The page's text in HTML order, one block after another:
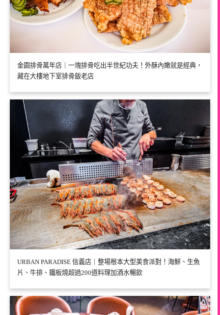
金園排骨萬年店｜一塊排骨吃出半世紀功夫！外酥內嫩就是經典，
藏在大樓地下室排骨飯老店
URBAN PARADISE 信義店｜整場根本大型美食派對！海鮮、生魚
片、牛排、鐵板燒超過200道料理加酒水暢飲